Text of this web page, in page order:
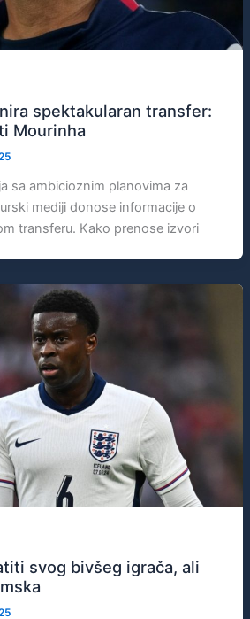
spektakularan transfer:
Mourinha
sa ambicioznim planovima za
mediji donose informacije o
transferu. Kako prenose izvori
svog bivšeg igrača, ali